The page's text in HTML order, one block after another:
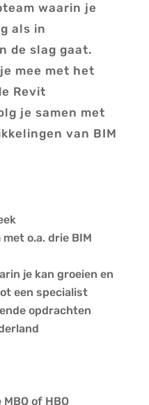
waarin je
als in
de slag gaat.
mee met het
Revit
je samen met
van BIM
o.a. drie BIM
je kan groeien en
een specialist
opdrachten
of HBO